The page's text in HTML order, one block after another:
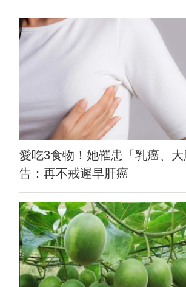
愛吃3食物！她罹患「乳癌、
告：再不戒遲早肝癌